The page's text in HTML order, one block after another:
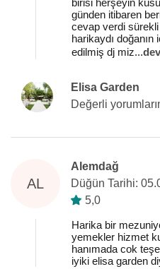
birisi herşeyin
günden itibaren
cevap verdi
harikaydı
edilmiş dj miz...
Elisa Garden
Değerli
AL
Alemdağ
Düğün Tarihi:
5,0
Harika bir
yemekler hizmet
hanımada cok
iyiki elisa garden